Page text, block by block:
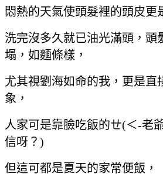
悶熱的天氣使頭髮裡的頭皮更
洗完沒多久就已油光滿頭，頭
塌，如麵條樣，
尤其視劉海如命的我，更是直
象，
人家可是靠臉吃飯的ㄝ(＜-老
信呀？)
但這可都是夏天的家常便飯，